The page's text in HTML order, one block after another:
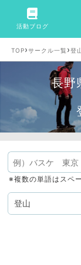
活動ブログ
TOP›サークル一覧 ›登
長野
※複数の単語はスペ